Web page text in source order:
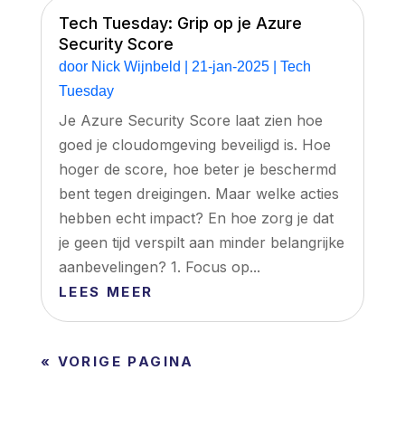
Tech Tuesday: Grip op je Azure
Security Score
door Nick Wijnbeld 21-jan-2025| Tech
Tuesday
Je Azure Security Score laat zien hoe
goed je cloudomgeving beveiligd is. Hoe
hoger de score, hoe beter je beschermd
bent tegen dreigingen. Maar welke acties
hebben echt impact? En hoe zorg je dat
je geen tijd verspilt aan minder belangrijke
aanbevelingen? 1. Focus op...
LEES MEER
« VORIGE PAGINA